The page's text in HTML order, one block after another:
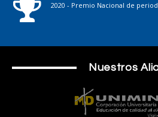
2020 - Premio Nacional de
Nuestros